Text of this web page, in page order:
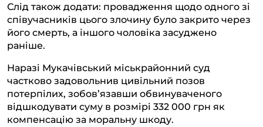
Слід також додати: провадження щодо одного зі
співучасників цього злочину було закрито через
його смерть, а іншого чоловіка засуджено
раніше.
Наразі Мукачівський міськрайонний суд
частково задовольнив цивільний позов
потерпілих, зобов’язавши обвинуваченого
відшкодувати суму в розмірі 332 000 грн як
компенсацію за моральну шкоду.